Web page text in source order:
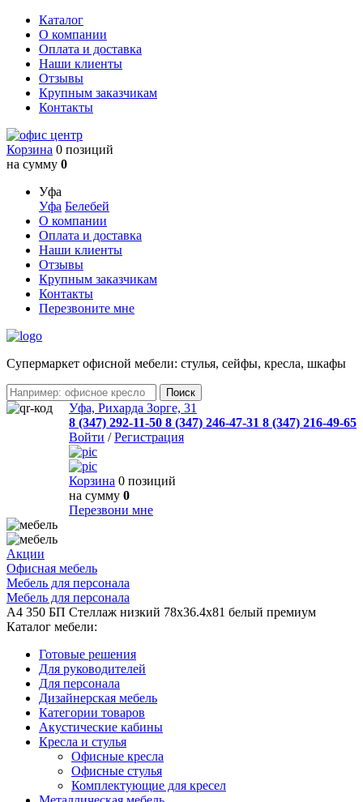
Каталог
О компании
Оплата и доставка
Наши клиенты
Отзывы
Крупным заказчикам
Контакты
Корзина 0 позиций
на сумму 0
Уфа
Уфа Белебей
О компании
Оплата и доставка
Наши клиенты
Отзывы
Крупным заказчикам
Контакты
Перезвоните мне
Cупермаркет офисной мебели: стулья, сейфы, кресла, шкафы
Уфа, Рихарда Зорге, 31
8 (347) 292-11-50 8 (347) 246-47-31 8 (347) 216-49-65
Войти /Регистрация
Корзина 0 позиций
на сумму 0
Перезвони мне
Акции
Офисная мебель
Мебель для персонала
Мебель для персонала
А4 350 БП Стеллаж низкий 78x36.4x81 белый премиум
Каталог мебели:
Готовые решения
Для руководителей
Для персонала
Дизайнерская мебель
Категории товаров
Акустические кабины
Кресла и стулья
Офисные кресла
Офисные стулья
Комплектующие для кресел